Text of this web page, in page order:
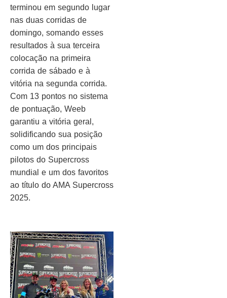
terminou em segundo lugar
nas duas corridas de
domingo, somando esses
resultados à sua terceira
colocação na primeira
corrida de sábado e à
vitória na segunda corrida.
Com 13 pontos no sistema
de pontuação, Weeb
garantiu a vitória geral,
solidificando sua posição
como um dos principais
pilotos do Supercross
mundial e um dos favoritos
ao título do AMA Supercross
2025.